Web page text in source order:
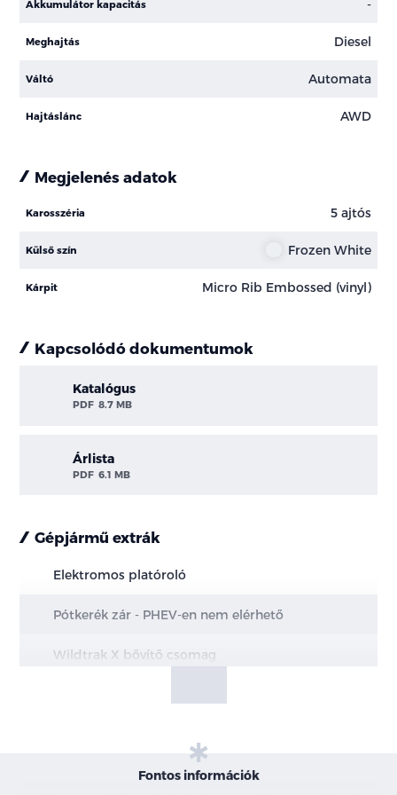
Akkumulátor kapacitás -
Meghajtás Diesel
Váltó Automata
Hajtáslánc AWD
Megjelenés adatok
Karosszéria 5 ajtós
Külső szín Frozen White
Kárpit Micro Rib Embossed (vinyl)
Kapcsolódó dokumentumok
Katalógus
PDF 8.7 MB
Árlista
PDF 6.1 MB
Gépjármű extrák
Elektromos platóroló
Pótkerék zár - PHEV-en nem elérhető
Wildtrak X bővítő csomag
Fontos információk